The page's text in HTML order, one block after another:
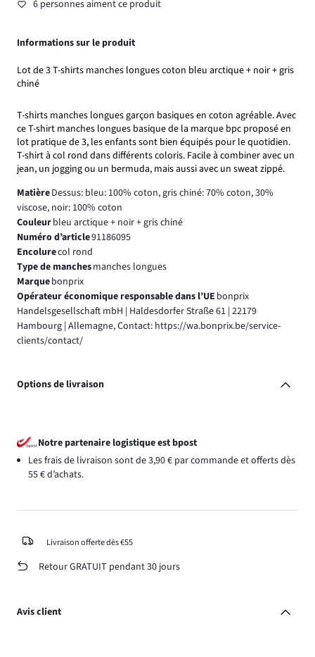
6 personnes aiment ce produit
Informations sur le produit
Lot de 3 T-shirts manches longues coton bleu arctique + noir + gris
chiné
T-shirts manches longues garçon basiques en coton agréable. Avec
ce T-shirt manches longues basique de la marque bpc proposé en
lot pratique de 3, les enfants sont bien équipés pour le quotidien.
T-shirt à col rond dans différents coloris. Facile à combiner avec un
jean, un jogging ou un bermuda, mais aussi avec un sweat zippé.
MatièreDessus: bleu: 100% coton, gris chiné: 70% coton, 30%
viscose, noir: 100% coton
Couleurbleu arctique + noir + gris chiné
Numéro d’article91186095
Encolurecol rond
Type de manchesmanches longues
Marquebonprix
Opérateur économique responsable dans l’UE bonprix
Handelsgesellschaft mbH | Haldesdorfer Straße 61 | 22179
Hambourg | Allemagne, Contact: https://wa.bonprix.be/service-
clients/contact/
Options de livraison
Notre partenaire logistique est bpost
Les frais de livraison sont de 3,90 € par commande et offerts dès
55 € d’achats.
Livraison offerte dès €55
Retour GRATUIT pendant 30 jours
Avis client